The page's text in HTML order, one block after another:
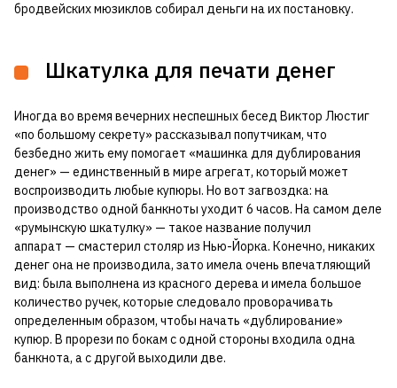
бродвейских мюзиклов собирал деньги на их постановку.
Шкатулка для печати денег
Иногда во время вечерних неспешных бесед Виктор Люстиг
«по большому секрету» рассказывал попутчикам, что
безбедно жить ему помогает «машинка для дублирования
денег» — единственный в мире агрегат, который может
воспроизводить любые купюры. Но вот загвоздка: на
производство одной банкноты уходит 6 часов. На самом деле
«румынскую шкатулку» — такое название получил
аппарат — смастерил столяр из Нью-Йорка. Конечно, никаких
денег она не производила, зато имела очень впечатляющий
вид: была выполнена из красного дерева и имела большое
количество ручек, которые следовало проворачивать
определенным образом, чтобы начать «дублирование»
купюр. В прорези по бокам с одной стороны входила одна
банкнота, а с другой выходили две.